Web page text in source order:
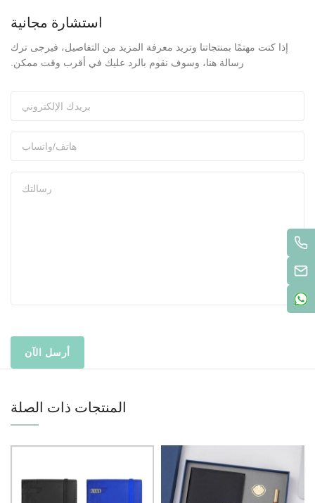
استشارة مجانية
إذا كنت مهتمًا بمنتجاتنا وتريد معرفة المزيد من التفاصيل، فيرجى ترك
رسالة هنا، وسوف نقوم بالرد عليك في أقرب وقت ممكن.
المنتجات ذات الصلة